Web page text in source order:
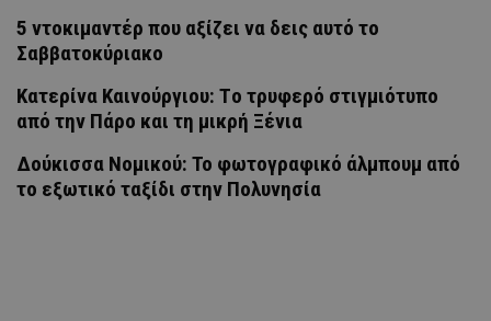
5 ντοκιμαντέρ που αξίζει να δεις αυτό το
Σαββατοκύριακο
Κατερίνα Καινούργιου: Tο τρυφερό στιγμιότυπο
από την Πάρο και τη μικρή Ξένια
Δούκισσα Νομικού: Το φωτογραφικό άλμπουμ από
το εξωτικό ταξίδι στην Πολυνησία